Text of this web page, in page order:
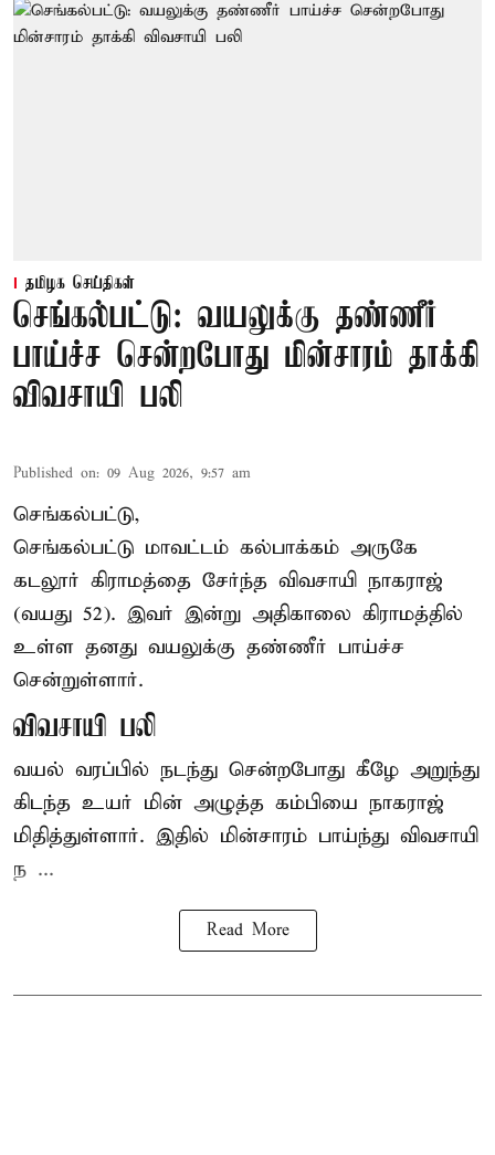
தமிழக செய்திகள்
செங்கல்பட்டு: வயலுக்கு தண்ணீர்
பாய்ச்ச சென்றபோது மின்சாரம் தாக்கி
விவசாயி பலி
Published on: 09 Aug 2026, 9:57 am
செங்கல்பட்டு,
செங்கல்பட்டு மாவட்டம் கல்பாக்கம் அருகே
கடலூர் கிராமத்தை சேர்ந்த விவசாயி நாகராஜ்
(வயது 52). இவர் இன்று அதிகாலை கிராமத்தில்
உள்ள தனது வயலுக்கு தண்ணீர் பாய்ச்ச
சென்றுள்ளார்.
விவசாயி பலி
வயல் வரப்பில் நடந்து சென்றபோது கீழே அறுந்து
கிடந்த உயர் மின் அழுத்த கம்பியை நாகராஜ்
மிதித்துள்ளார். இதில் மின்சாரம் பாய்ந்து விவசாயி
ந ...
Read More